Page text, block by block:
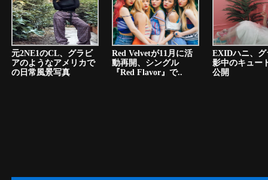
元2NE1のCL、グラビ
アのようなアメリカで
の日常風景写真
Red Velvetが11月に活
動再開、シングル
『Red Flavor』で..
EXIDハニ、グ
影中のキュー
公開